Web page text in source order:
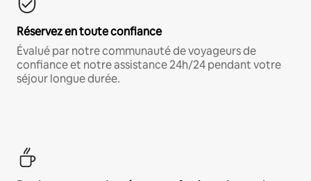
Réservez en toute confiance
Évalué par notre communauté de voyageurs de
confiance et notre assistance 24h/24 pendant votre
séjour longue durée.